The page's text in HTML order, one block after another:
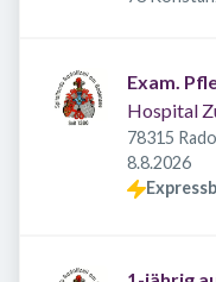
Exam.
Hospital
78315
Deutschland
8.8.2026